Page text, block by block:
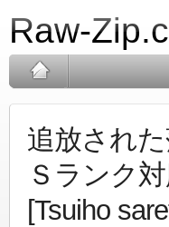
Raw-
追放され
Ｓランク
[Tsuiho